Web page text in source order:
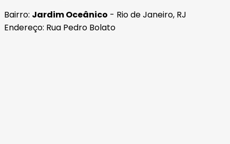
Bairro: Jardim Oceânico - Rio de Janeiro, RJ
Endereço: Rua Pedro Bolato